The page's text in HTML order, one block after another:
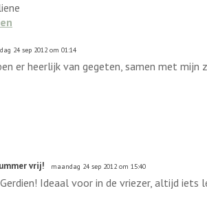
24 sep 2012 om 01:14
er heerlijk van gegeten, samen met mijn
vrij! maandag 24 sep 2012 om 15:40
Ideaal voor in de vriezer, altijd iets